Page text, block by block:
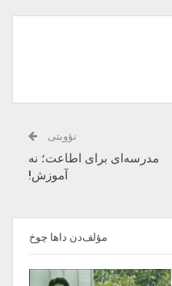
نؤوبتی
مدرسه‌ای برای اطاعت؛ نه
آموزش!
مؤلف‌دن داها چوخ